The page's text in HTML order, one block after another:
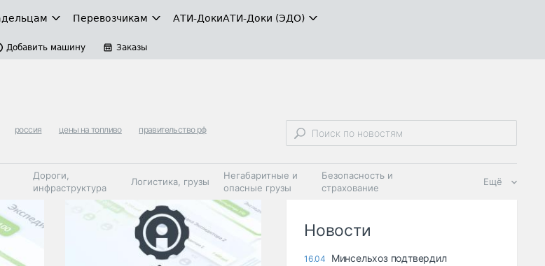
Перевозчикам АТИ-ДокиАТИ-Доки (ЭДО)
Добавить машину Заказы
россия цены на топливо правительство рф
Дороги,
инфраструктура
Логистика, грузы
Негабаритные и
опасные грузы
Безопасность и
страхование
Спецтехника
Автосервис,
запчасти, шины
Топливо, масла и
автохимия
Ещё
Новости
16.04
Минсельхоз подтвердил